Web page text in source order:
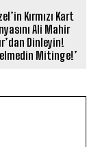
Kırmızı Kart
Ali Mahir
Dinleyin!
Mitinge!’